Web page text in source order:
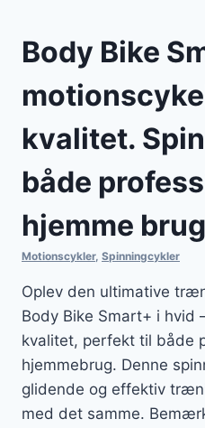
Body Bike
kvalitet.
både
hjemme brug
Motionscykler, Spinningcykler
Oplev den ultimative
Body Bike Smart+ i hvid
kvalitet, perfekt til både
hjemmebrug. Denne
glidende og effektiv
med det samme.